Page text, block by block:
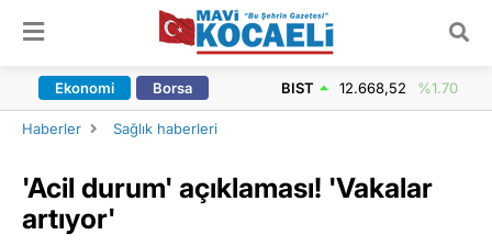
Ekonomi Borsa BIST 12.668,52 %1.70
Haberler Sağlık haberleri
'Acil durum' açıklaması! 'Vakalar
artıyor'